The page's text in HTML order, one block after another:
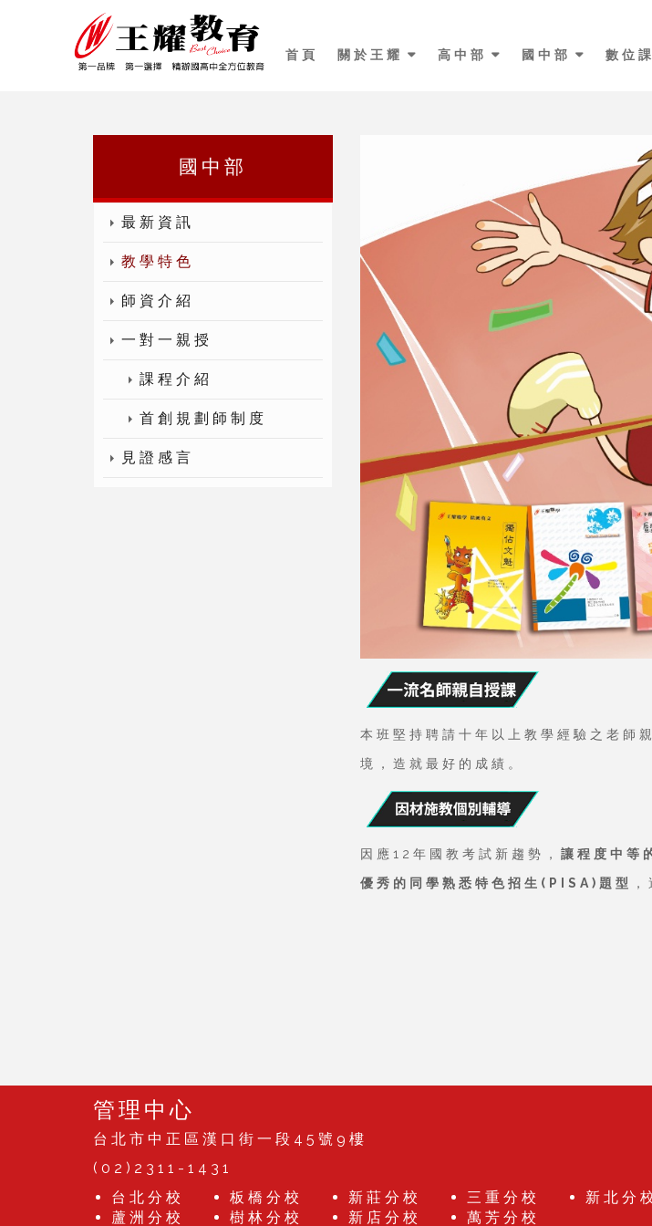
首頁 關於王耀 高中部 國中部 數位
國中部
最新資訊
教學特色
師資介紹
一對一親授
課程介紹
首創規劃師制度
見證感言
本班堅持聘請十年以上教學經驗之老師
境，造就最好的成績。
因應12年國教考試新趨勢， 讓程度中等
優秀的同學熟悉特色招生(PISA)題型
管理中心
台北市中正區漢口街一段45號9樓
(02)2311-1431
台北分校
板橋分校 新莊分校 三重分校
新北分
蘆洲分校
樹林分校 新店分校 萬芳分校